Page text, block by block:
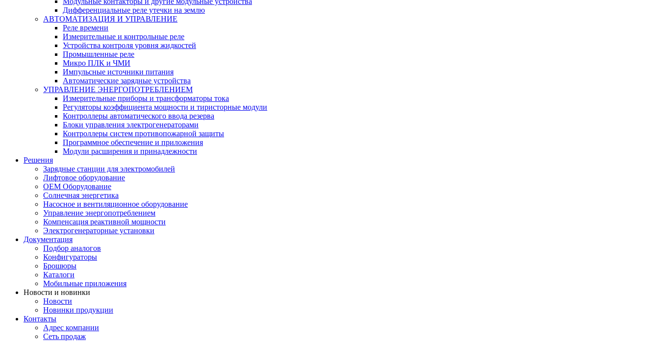
Дифференциальные реле утечки на землю
АВТОМАТИЗАЦИЯ И УПРАВЛЕНИЕ
Реле времени
Измерительные и контрольные реле
Устройства контроля уровня жидкостей
Промышленные реле
Микро ПЛК и ЧМИ
Импульсные источники питания
Автоматические зарядные устройства
УПРАВЛЕНИЕ ЭНЕРГОПОТРЕБЛЕНИЕМ
Измерительные приборы и трансформаторы тока
Регуляторы коэффициента мощности и тиристорные модули
Контроллеры автоматического ввода резерва
Блоки управления электрогенераторами
Контроллеры систем противопожарной защиты
Программное обеспечение и приложения
Модули расширения и принадлежности
Решения
Зарядные станции для электромобилей
Лифтовое оборудование
ОЕМ Оборудование
Солнечная энергетика
Насосное и вентиляционное оборудование
Управление энергопотреблением
Компенсация реактивной мощности
Электрогенераторные установки
Документация
Подбор аналогов
Конфигураторы
Брошюры
Каталоги
Мобильные приложения
Новости и новинки
Новости
Новинки продукции
Контакты
Адрес компании
Сеть продаж